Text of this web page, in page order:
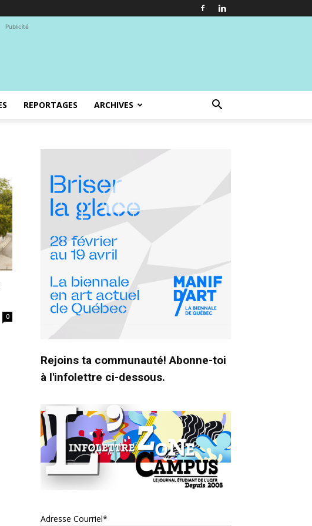
Publicité
REPORTAGES ARCHIVES
0
Rejoins ta communauté! Abonne-toi
à l'infolettre ci-dessous.
Adresse Courriel*